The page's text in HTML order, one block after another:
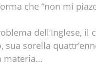
che “non mi
dell’Inglese,
sua sorella
materia…